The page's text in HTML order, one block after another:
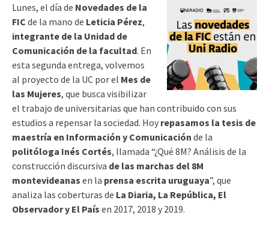
Lunes, el día de Novedades de la
FIC de la mano de Leticia Pérez,
integrante de la Unidad de
Comunicación de la facultad. En
esta segunda entrega, volvemos
al proyecto de la UC por el Mes de
las Mujeres, que busca visibilizar
el trabajo de universitarias que han contribuido con sus
estudios a repensar la sociedad. Hoy repasamos la tesis de
maestría en Información y Comunicación de la
politóloga Inés Cortés, llamada “¿Qué 8M? Análisis de la
construcción discursiva de las marchas del 8M
montevideanas en la prensa escrita uruguaya”, que
analiza las coberturas de La Diaria, La República, El
Observador y El País en 2017, 2018 y 2019.